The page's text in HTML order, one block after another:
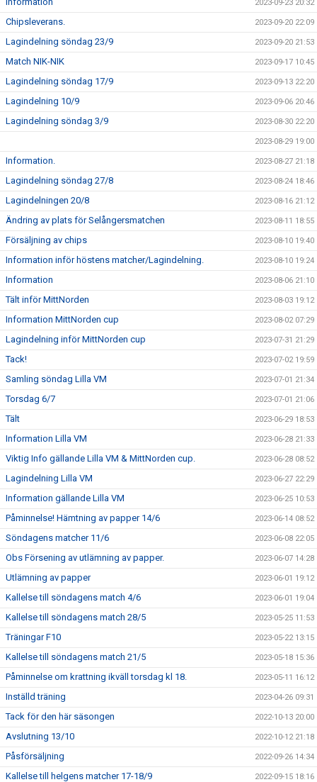
2023-09-23 20:32
Chipsleverans. 2023-09-20 22:09
Lagindelning söndag 23/9 2023-09-20 21:53
Match NIK-NIK 2023-09-17 10:45
Lagindelning söndag 17/9 2023-09-13 22:20
Lagindelning 10/9 2023-09-06 20:46
Lagindelning söndag 3/9 2023-08-30 22:20
2023-08-29 19:00
Information. 2023-08-27 21:18
Lagindelning söndag 27/8 2023-08-24 18:46
Lagindelningen 20/8 2023-08-16 21:12
Ändring av plats för Selångersmatchen 2023-08-11 18:55
Försäljning av chips 2023-08-10 19:40
Information inför höstens matcher/Lagindelning. 2023-08-10 19:24
Information 2023-08-06 21:10
Tält inför MittNorden 2023-08-03 19:12
Information MittNorden cup 2023-08-02 07:29
Lagindelning inför MittNorden cup 2023-07-31 21:29
Tack! 2023-07-02 19:59
Samling söndag Lilla VM 2023-07-01 21:34
Torsdag 6/7 2023-07-01 21:06
Tält 2023-06-29 18:53
Information Lilla VM 2023-06-28 21:33
Viktig Info gällande Lilla VM & MittNorden cup. 2023-06-28 08:52
Lagindelning Lilla VM 2023-06-27 22:29
Information gällande Lilla VM 2023-06-25 10:53
Påminnelse! Hämtning av papper 14/6 2023-06-14 08:52
Söndagens matcher 11/6 2023-06-08 22:05
Obs Försening av utlämning av papper. 2023-06-07 14:28
Utlämning av papper 2023-06-01 19:12
Kallelse till söndagens match 4/6 2023-06-01 19:04
Kallelse till söndagens match 28/5 2023-05-25 11:53
Träningar F10 2023-05-22 13:15
Kallelse till söndagens match 21/5 2023-05-18 15:36
Påminnelse om krattning ikväll torsdag kl 18. 2023-05-11 16:12
Inställd träning 2023-04-26 09:31
Tack för den här säsongen 2022-10-13 20:00
Avslutning 13/10 2022-10-12 21:18
Påsförsäljning 2022-09-26 14:34
Kallelse till helgens matcher 17-18/9 2022-09-15 18:16